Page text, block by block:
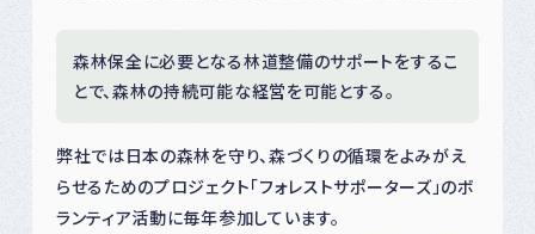
森林保全に必要となる林道整備のサポートをするこ
とで、森林の持続可能な経営を可能とする。
弊社では日本の森林を守り、森づくりの循環をよみがえ
らせるためのプロジェクト「フォレストサポーターズ」のボ
ランティア活動に毎年参加しています。